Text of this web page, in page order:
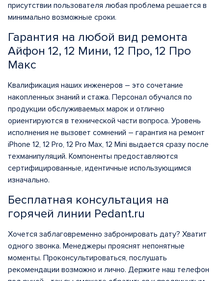
присутствии пользователя любая проблема решается в
минимально возможные сроки.
Гарантия на любой вид ремонта
Айфон 12, 12 Мини, 12 Про, 12 Про
Макс
Квалификация наших инженеров – это сочетание
накопленных знаний и стажа. Персонал обучался по
продукции обслуживаемых марок и отлично
ориентируются в технической части вопроса. Уровень
исполнения не вызовет сомнений – гарантия на ремонт
iPhone 12, 12 Pro, 12 Pro Max, 12 Mini выдается сразу после
техманипуляций. Компоненты предоставляются
сертифицированные, идентичные использующимся
изначально.
Бесплатная консультация на
горячей линии Pedant.ru
Хочется заблаговременно забронировать дату? Хватит
одного звонка. Менеджеры прояснят непонятные
моменты. Проконсультироваться, послушать
рекомендации возможно и лично. Держите наш телефон